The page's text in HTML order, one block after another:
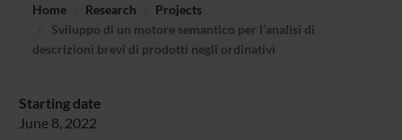
Home Research
Projects
Sviluppo di un motore semantico per l’analisi di
descrizioni brevi di prodotti negli ordinativi
Starting date
June 8, 2022